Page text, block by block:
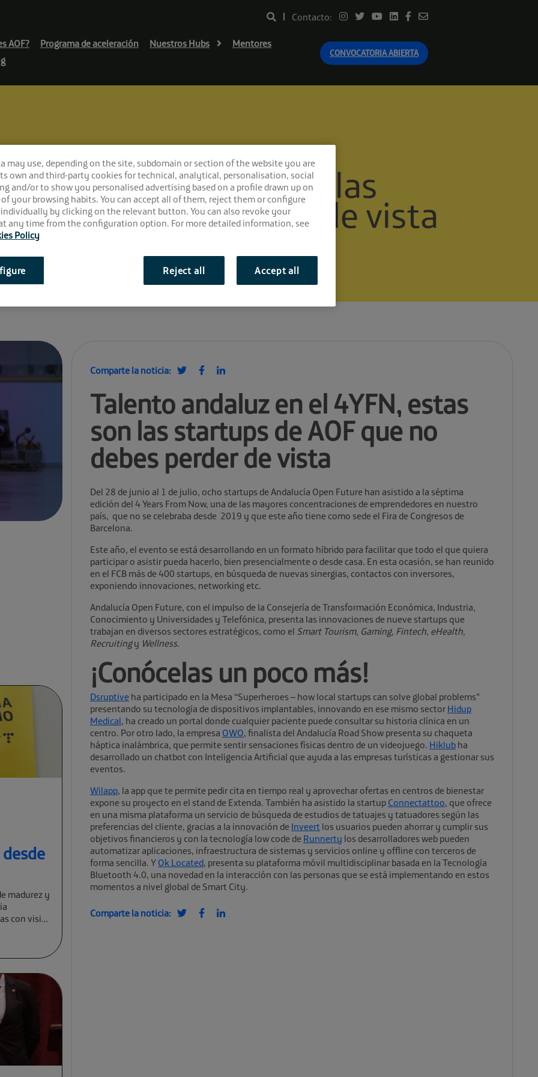
Contacto:
AOF? Programa de aceleración Nuestros Hubs
Mentores
CONVOCATORIA ABIERTA
el 4YFN, estas son las
no debes perder de vista
madurez y
con visión
Comparte la noticia:
Talento andaluz en el 4YFN, estas
son las startups de AOF que no
debes perder de vista
Del 28 de junio al 1 de julio, ocho startups de Andalucía Open Future han asistido a la séptima
edición del 4 Years From Now, una de las mayores concentraciones de emprendedores en nuestro
país, que no se celebraba desde 2019 y que este año tiene como sede el Fira de Congresos de
Barcelona.
Este año, el evento se está desarrollando en un formato híbrido para facilitar que todo el que quiera
participar o asistir pueda hacerlo, bien presencialmente o desde casa. En esta ocasión, se han reunido
en el FCB más de 400 startups, en búsqueda de nuevas sinergias, contactos con inversores,
exponiendo innovaciones, networking etc.
Andalucía Open Future, con el impulso de la Consejería de Transformación Económica, Industria,
Conocimiento y Universidades y Telefónica, presenta las innovaciones de nueve startups que
trabajan en diversos sectores estratégicos, como el Smart Tourism, Gaming, Fintech, eHealth,
Recruitingy Wellness.
¡Conócelas un poco más!
Dsruptive ha participado en la Mesa “Superheroes – how local startups can solve global problems”
presentando su tecnología de dispositivos implantables, innovando en ese mismo sector Hidup
Medical, ha creado un portal donde cualquier paciente puede consultar su historia clínica en un
centro. Por otro lado, la empresa OWO, finalista del Andalucía Road Show presenta su chaqueta
háptica inalámbrica, que permite sentir sensaciones físicas dentro de un videojuego. Hiklub ha
desarrollado un chatbot con Inteligencia Artificial que ayuda a las empresas turísticas a gestionar sus
eventos.
Wilapp, la app que te permite pedir cita en tiempo real y aprovechar ofertas en centros de bienestar
expone su proyecto en el stand de Extenda. También ha asistido la startup Connectattoo, que ofrece
en una misma plataforma un servicio de búsqueda de estudios de tatuajes y tatuadores según las
preferencias del cliente, gracias a la innovación de Inveert los usuarios pueden ahorrar y cumplir sus
objetivos financieros y con la tecnología low code de Runnerty los desarrolladores web pueden
automatizar aplicaciones, infraestructura de sistemas y servicios online y offline con terceros de
forma sencilla. Y Ok Located, presenta su plataforma móvil multidisciplinar basada en la Tecnología
Bluetooth 4.0, una novedad en la interacción con las personas que se está implementando en estos
momentos a nivel global de Smart City.
Comparte la noticia:
may use, depending on the site, subdomain or section of the website you are
own and third-party cookies for technical, analytical, personalisation, social
and/or to show you personalised advertising based on a profile drawn up on
your browsing habits. You can accept all of them, reject them or configure
by clicking on the relevant button. You can also revoke your
any time from the configuration option. For more detailed information, see
Policy
Reject all Accept all